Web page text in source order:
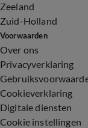
Zeeland
Zuid-Holland
Voorwaarden
Over ons
Privacyverklaring
Cookieverklaring
Digitale diensten
Cookie instellingen